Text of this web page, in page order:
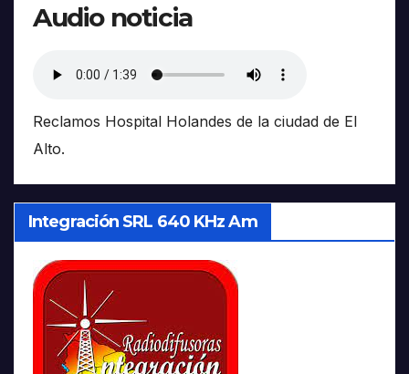
Audio noticia
Reclamos Hospital Holandes de la ciudad de El
Alto.
Integración SRL 640 KHz Am